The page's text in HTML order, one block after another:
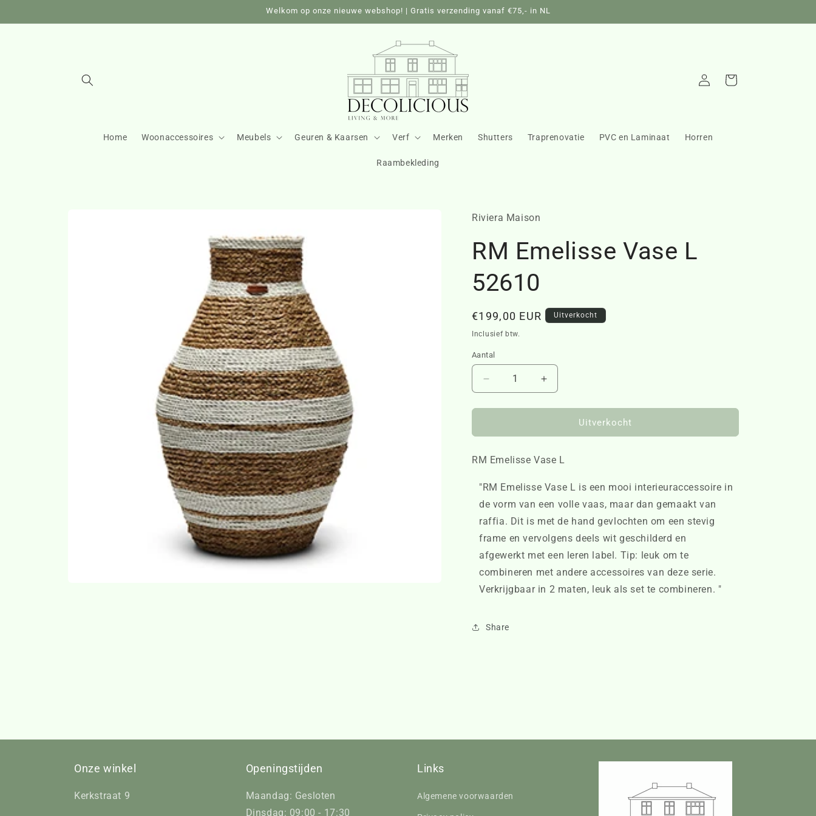
content
Welkom op onze nieuwe webshop! | Gratis verzending vanaf €75,- in NL
Home Woonaccessoires Meubels Geuren & Kaarsen Verf Merken Shutters Traprenovatie PVC en Laminaat Horren
Raambekleding
InloggenWinkelwagen
Riviera Maison
RM Emelisse Vase L
52610
Normale
prijs
€199,00 EUR Uitverkocht
Inclusief btw.
Aantal
Aantal
verlagen
voor
Emelisse
L
Aantal
verhogen
voor
Emelisse
L
Uitverkocht
RM Emelisse Vase L
"RM Emelisse Vase L is een mooi interieuraccessoire in
de vorm van een volle vaas, maar dan gemaakt van
raffia. Dit is met de hand gevlochten om een stevig
frame en vervolgens deels wit geschilderd en
afgewerkt met een leren label. Tip: leuk om te
combineren met andere accessoires van deze serie.
Verkrijgbaar in 2 maten, leuk als set te combineren. "
Share
Onze winkel
Kerkstraat 9
Openingstijden
Maandag: Gesloten
Dinsdag: 09:00 - 17:30
Links
Algemene voorwaarden